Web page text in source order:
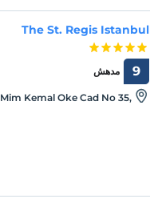
The St. Regis Istanbul
مدهش 9
Mim Kemal Oke Cad No 35,